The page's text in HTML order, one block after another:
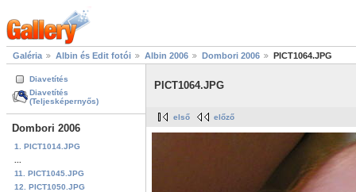
Galéria Albin és Edit fotói Albin 2006 Dombori 2006 PICT1064.JPG
Diavetítés
Diavetítés
(Teljesképernyős)
Dombori 2006
1. PICT1014.JPG
11. PICT1045.JPG
12. PICT1050.JPG
PICT1064.JPG
első előző